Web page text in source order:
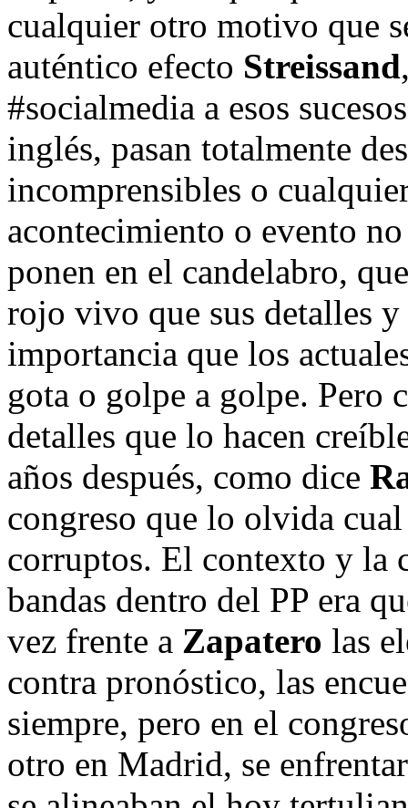
cualquier otro motivo que
auténtico efecto Streissand
#socialmedia a esos
inglés, pasan totalmente
incomprensibles o
acontecimiento o evento
ponen en el candelabro,
rojo vivo que sus detalles
importancia que los
gota o golpe a golpe. Pero
detalles que lo hacen
años después, como dice
congreso que lo olvida
corruptos. El contexto y la
bandas dentro del PP era
vez frente a Zapatero las
contra pronóstico, las
siempre, pero en el
otro en Madrid, se